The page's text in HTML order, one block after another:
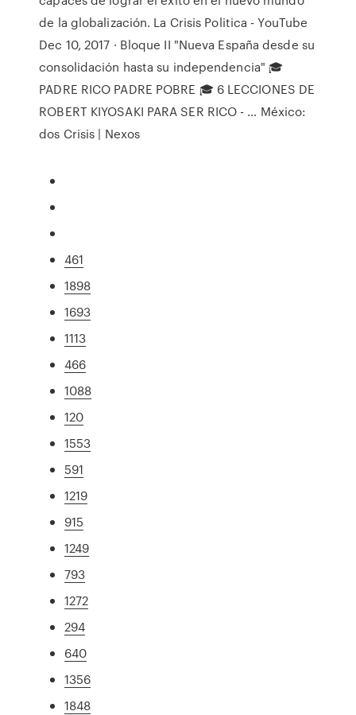
de la globalización. La Crisis Politica - YouTube
Dec 10, 2017 · Bloque II "Nueva España desde su
consolidación hasta su independencia" 🎓
PADRE RICO PADRE POBRE 🎓 6 LECCIONES DE
ROBERT KIYOSAKI PARA SER RICO - … México:
dos Crisis | Nexos
461
1898
1693
1113
466
1088
120
1553
591
1219
915
1249
793
1272
294
640
1356
1848